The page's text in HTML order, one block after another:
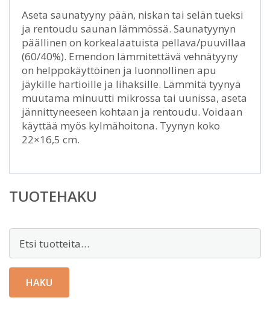
Aseta saunatyyny pään, niskan tai selän tueksi
ja rentoudu saunan lämmössä. Saunatyynyn
päällinen on korkealaatuista pellava/puuvillaa
(60/40%). Emendon lämmitettävä vehnätyyny
on helppokäyttöinen ja luonnollinen apu
jäykille hartioille ja lihaksille. Lämmitä tyynyä
muutama minuutti mikrossa tai uunissa, aseta
jännittyneeseen kohtaan ja rentoudu. Voidaan
käyttää myös kylmähoitona. Tyynyn koko
22×16,5 cm.
TUOTEHAKU
HAKU